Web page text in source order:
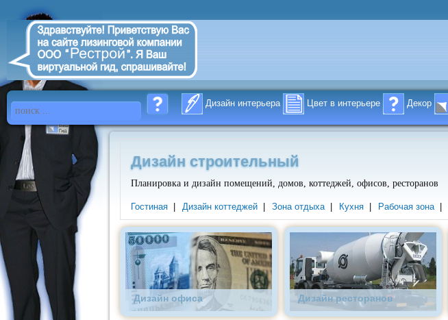
Дизайн интерьера Цвет в интерьере Декор
Дизайн строительный
Планировка и дизайн помещений, домов, коттеджей, офисов, ресторанов
Гостиная | Дизайн коттеджей | Зона отдыха | Кухня | Рабочая зона |
Дизайн офиса Дизайн ресторанов